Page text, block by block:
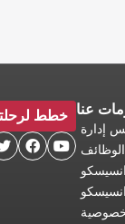
عنا
إدارة
الوظائف
خطط

